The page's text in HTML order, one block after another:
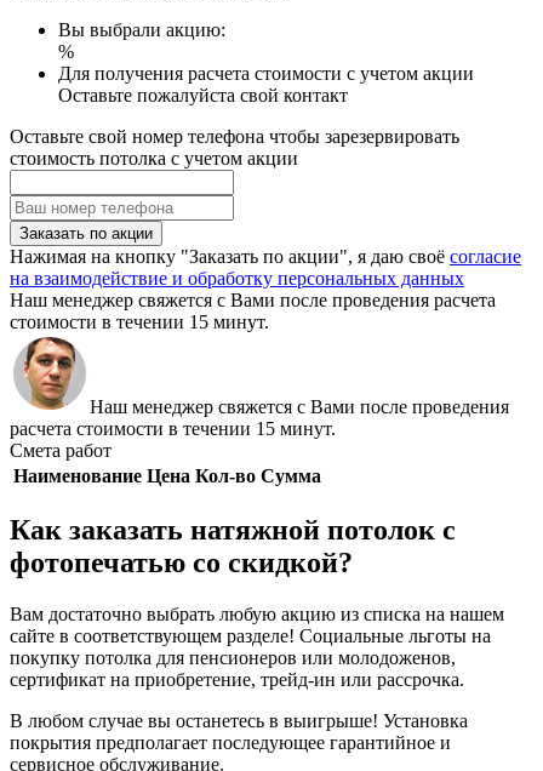
Вы выбрали акцию:
%
Для получения расчета стоимости с учетом акции
Оставьте пожалуйста свой контакт
Оставьте свой номер телефона чтобы зарезервировать
стоимость потолка с учетом акции
Заказать по акции
Нажимая на кнопку "Заказать по акции", я даю своё согласие
на взаимодействие и обработку персональных данных
Наш менеджер свяжется с Вами после проведения расчета
стоимости в течении 15 минут.
Наш менеджер свяжется с Вами после проведения
расчета стоимости в течении 15 минут.
Смета работ
Наименование Цена Кол-во Сумма
Как заказать натяжной потолок с
фотопечатью со скидкой?
Вам достаточно выбрать любую акцию из списка на нашем
сайте в соответствующем разделе! Социальные льготы на
покупку потолка для пенсионеров или молодоженов,
сертификат на приобретение, трейд-ин или рассрочка.
В любом случае вы останетесь в выигрыше! Установка
покрытия предполагает последующее гарантийное и
сервисное обслуживание.